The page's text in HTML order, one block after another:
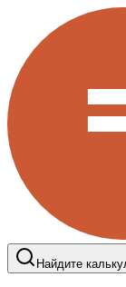
Найдите